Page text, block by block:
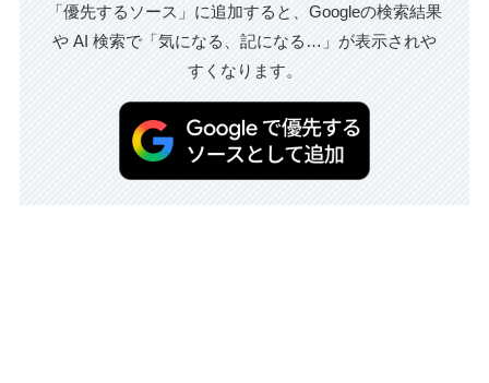
「優先するソース」に追加すると、Googleの検索結果
や AI 検索で「気になる、記になる…」が表示されや
すくなります。